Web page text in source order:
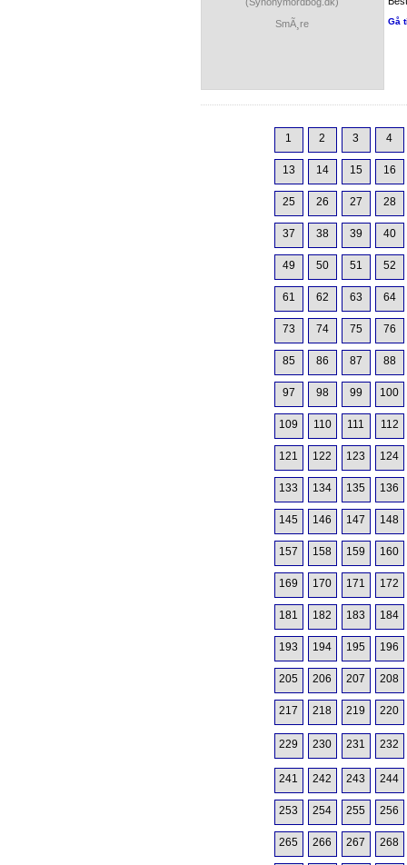
SmÃ¸re
Gå
1 2 3 4
13 14 15 16
25 26 27 28
37 38 39 40
49 50 51 52
61 62 63 64
73 74 75 76
85 86 87 88
97 98 99 100
109 110 111 112
121 122 123 124
133 134 135 136
145 146 147 148
157 158 159 160
169 170 171 172
181 182 183 184
193 194 195 196
205 206 207 208
217 218 219 220
229 230 231 232
241 242 243 244
253 254 255 256
265 266 267 268